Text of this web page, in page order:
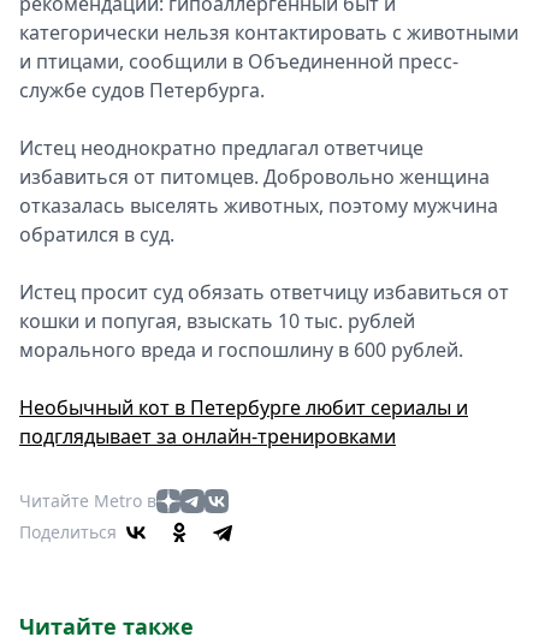
категорически нельзя контактировать с животными
и птицами, сообщили в Объединенной пресс-
службе судов Петербурга.
Истец неоднократно предлагал ответчице
избавиться от питомцев. Добровольно женщина
отказалась выселять животных, поэтому мужчина
обратился в суд.
Истец просит суд обязать ответчицу избавиться от
кошки и попугая, взыскать 10 тыс. рублей
морального вреда и госпошлину в 600 рублей.
Необычный кот в Петербурге любит сериалы и
подглядывает за онлайн-тренировками
Читайте Metro в
Поделиться
Читайте также